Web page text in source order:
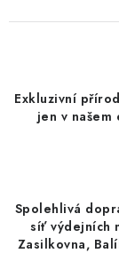
KOŘENÍ /
Exkluzivní
jen v našem
Spolehlivá
síť výdejních
Zasilkovna,